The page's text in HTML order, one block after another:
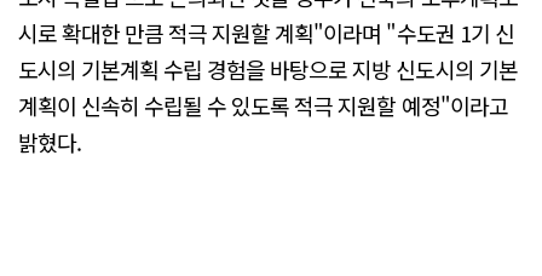
시로 확대한 만큼 적극 지원할 계획"이라며 "수도권 1기 신
도시의 기본계획 수립 경험을 바탕으로 지방 신도시의 기본
계획이 신속히 수립될 수 있도록 적극 지원할 예정"이라고
밝혔다.